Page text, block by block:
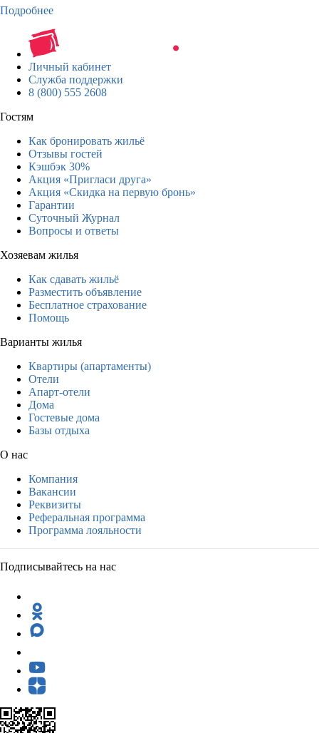
Подробнее
Личный кабинет
Служба поддержки
8 (800) 555 2608
Гостям
Как бронировать жильё
Отзывы гостей
Кэшбэк 30%
Акция «Пригласи друга»
Акция «Скидка на первую бронь»
Гарантии
Суточный Журнал
Вопросы и ответы
Хозяевам жилья
Как сдавать жильё
Разместить объявление
Бесплатное страхование
Помощь
Варианты жилья
Квартиры (апартаменты)
Отели
Апарт-отели
Дома
Гостевые дома
Базы отдыха
О нас
Компания
Вакансии
Реквизиты
Реферальная программа
Программа лояльности
Подписывайтесь на нас